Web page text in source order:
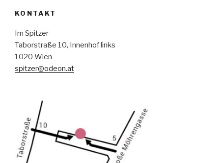
KONTAKT
Im Spitzer
Taborstraße 10, Innenhof links
1020 Wien
spitzer@odeon.at